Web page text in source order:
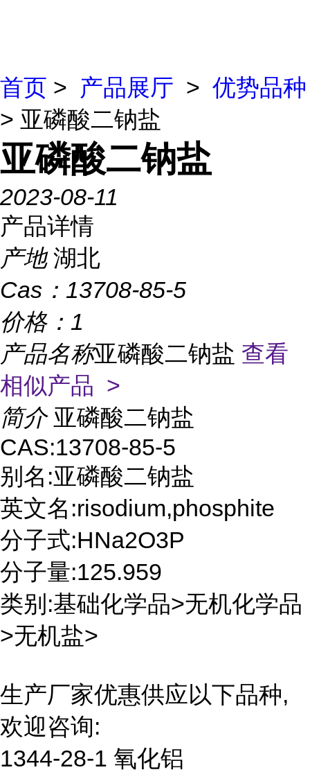
首页 > 产品展厅 > 优势品种
> 亚磷酸二钠盐
亚磷酸二钠盐
2023-08-11
产品详情
产地 湖北
Cas： 13708-85-5
价格： 1
产品名称亚磷酸二钠盐 查看
相似产品 >
简介 亚磷酸二钠盐
CAS:13708-85-5
别名:亚磷酸二钠盐
英文名:risodium,phosphite
分子式:HNa2O3P
分子量:125.959
类别:基础化学品>无机化学品
>无机盐>
生产厂家优惠供应以下品种,
欢迎咨询:
1344-28-1 氧化铝